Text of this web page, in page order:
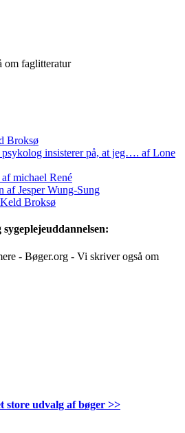
om faglitteratur
Broksø
insisterer på, at jeg…. af Lone
michael René
af Jesper Wung-Sung
Broksø
- Bøger.org - Vi skriver også om
store udvalg af bøger >>